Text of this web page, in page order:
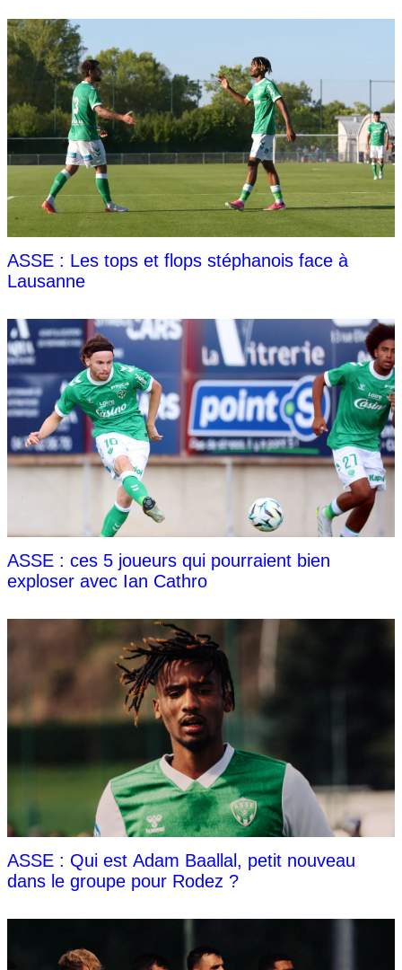
ASSE : Les tops et flops stéphanois face à
Lausanne
ASSE : ces 5 joueurs qui pourraient bien
exploser avec Ian Cathro
ASSE : Qui est Adam Baallal, petit nouveau
dans le groupe pour Rodez ?